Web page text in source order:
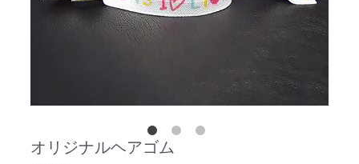
オリジナルヘアゴム